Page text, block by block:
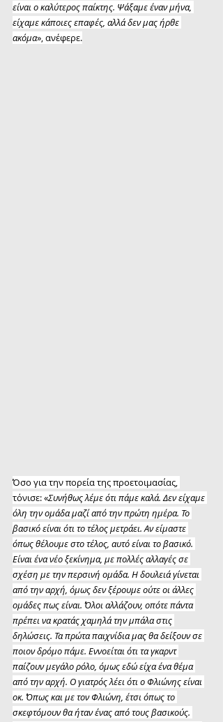
είναι ο καλύτερος παίκτης. Ψάξαμε έναν μήνα,
είχαμε κάποιες επαφές, αλλά δεν μας ήρθε
ακόμα», ανέφερε.
Όσο για την πορεία της προετοιμασίας,
τόνισε: «Συνήθως λέμε ότι πάμε καλά. Δεν είχαμε
όλη την ομάδα μαζί από την πρώτη ημέρα. Το
βασικό είναι ότι το τέλος μετράει. Αν είμαστε
όπως θέλουμε στο τέλος, αυτό είναι το βασικό.
Είναι ένα νέο ξεκίνημα, με πολλές αλλαγές σε
σχέση με την περσινή ομάδα. Η δουλειά γίνεται
από την αρχή, όμως δεν ξέρουμε ούτε οι άλλες
ομάδες πως είναι. Όλοι αλλάζουν, οπότε πάντα
πρέπει να κρατάς χαμηλά την μπάλα στις
δηλώσεις. Τα πρώτα παιχνίδια μας θα δείξουν σε
ποιον δρόμο πάμε. Εννοείται ότι τα γκαρντ
παίζουν μεγάλο ρόλο, όμως εδώ είχα ένα θέμα
από την αρχή. Ο γιατρός λέει ότι ο Φλιώνης είναι
οκ. Όπως και με τον Φλιώνη, έτσι όπως το
σκεφτόμουν θα ήταν ένας από τους βασικούς.